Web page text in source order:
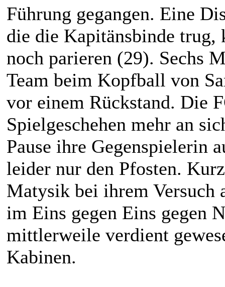
Führung gegangen. Eine
die die Kapitänsbinde trug,
noch parieren (29). Sechs
Team beim Kopfball von
vor einem Rückstand. Die
Spielgeschehen mehr an
Pause ihre Gegenspielerin
leider nur den Pfosten.
Matysik bei ihrem Versuch
im Eins gegen Eins gegen
mittlerweile verdient
Kabinen.